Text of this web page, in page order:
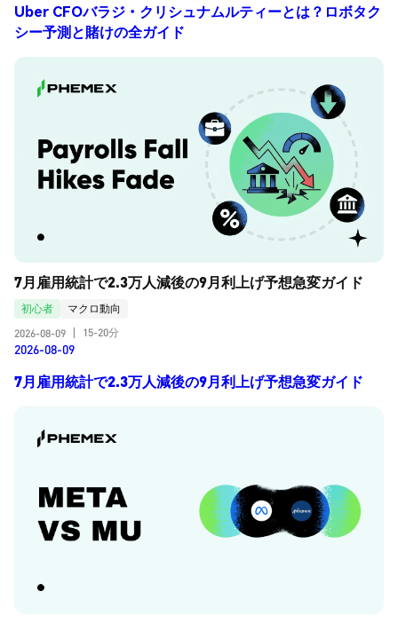
Uber CFOバラジ・クリシュナムルティーとは？ロボタク
シー予測と賭けの全ガイド
7月雇用統計で2.3万人減後の9月利上げ予想急変ガイド
初心者
マクロ動向
2026-08-09
15-20分
2026-08-09
7月雇用統計で2.3万人減後の9月利上げ予想急変ガイド